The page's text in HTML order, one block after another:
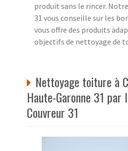
produit sans le rincer.
31 vous conseille sur les
vous offre des produits
objectifs de nettoyage de
Nettoyage toiture à
Haute-Garonne 31 par
Couvreur 31